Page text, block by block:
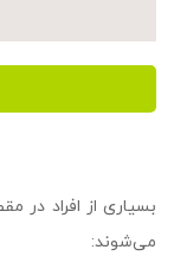
بسیاری از افراد در
می‌شوند: